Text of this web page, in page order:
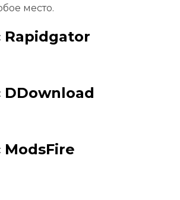
место.
Rapidgator
DDownload
ModsFire